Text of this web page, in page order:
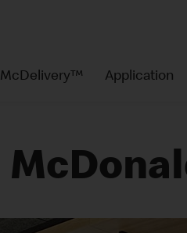
McDelivery™ Application